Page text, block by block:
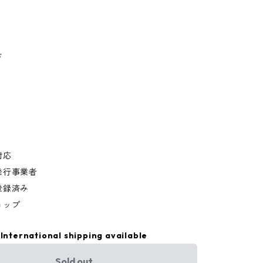
応
事業者
済み
ップ
International shipping available